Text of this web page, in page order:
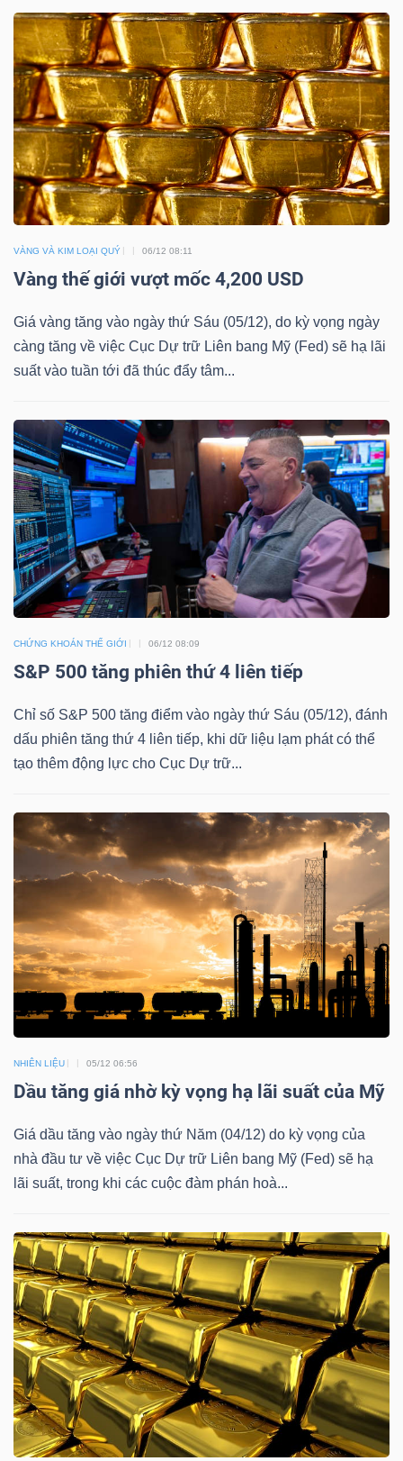
VÀNG VÀ KIM LOẠI QUÝ 06/12 08:11
Vàng thế giới vượt mốc 4,200 USD
Giá vàng tăng vào ngày thứ Sáu (05/12), do kỳ vọng ngày
càng tăng về việc Cục Dự trữ Liên bang Mỹ (Fed) sẽ hạ lãi
suất vào tuần tới đã thúc đẩy tâm...
CHỨNG KHOÁN THẾ GIỚI 06/12 08:09
S&P 500 tăng phiên thứ 4 liên tiếp
Chỉ số S&P 500 tăng điểm vào ngày thứ Sáu (05/12), đánh
dấu phiên tăng thứ 4 liên tiếp, khi dữ liệu lạm phát có thể
tạo thêm động lực cho Cục Dự trữ...
NHIÊN LIỆU 05/12 06:56
Dầu tăng giá nhờ kỳ vọng hạ lãi suất của Mỹ
Giá dầu tăng vào ngày thứ Năm (04/12) do kỳ vọng của
nhà đầu tư về việc Cục Dự trữ Liên bang Mỹ (Fed) sẽ hạ
lãi suất, trong khi các cuộc đàm phán hoà...
HÀNG
HÓA
KINH
TẾ
GIỚI
DƯƠNG
TÀI
CHÍNH
CÁ
NHÂN
PHÂN
VIETSTOCKFINANCE
VĨ
NGÀNH
CỔ
PHIẾU
PHÁI
SINH
TRÁI
PHIẾU